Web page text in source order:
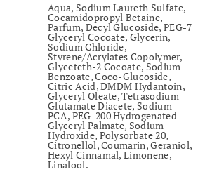
Aqua, Sodium Laureth Sulfate,
Cocamidopropyl Betaine,
Parfum, Decyl Glucoside, PEG-7
Glyceryl Cocoate, Glycerin,
Sodium Chloride,
Styrene/Acrylates Copolymer,
Glyceteth-2 Cocoate, Sodium
Benzoate, Coco-Glucoside,
Citric Acid, DMDM Hydantoin,
Glyceryl Oleate, Tetrasodium
Glutamate Diacete, Sodium
PCA, PEG-200 Hydrogenated
Glyceryl Palmate, Sodium
Hydroxide, Polysorbate 20,
Citronellol, Coumarin, Geraniol,
Hexyl Cinnamal, Limonene,
Linalool.